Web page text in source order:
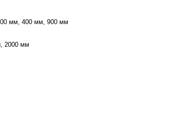
мм, 400 мм, 900 мм
2000 мм